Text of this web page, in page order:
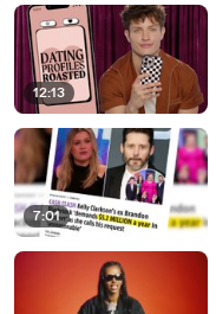
12:13
7:01